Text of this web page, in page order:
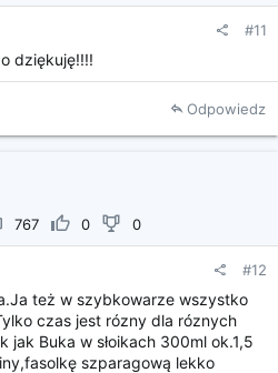
#11
dziękuję!!!!
Odpowiedz
767 0 0
#12
też w szybkowarze wszystko
czas jest rózny dla róznych
jak Buka w słoikach 300ml ok.1,5
szparagową lekko